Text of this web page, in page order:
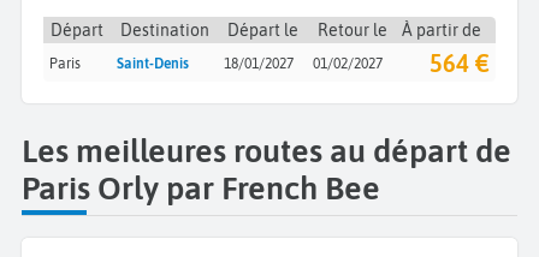
Départ Destination Départ le Retour le À partir de
Paris Saint-Denis 18/01/2027 01/02/2027 564 €
Les meilleures routes au départ de
Paris Orly par French Bee